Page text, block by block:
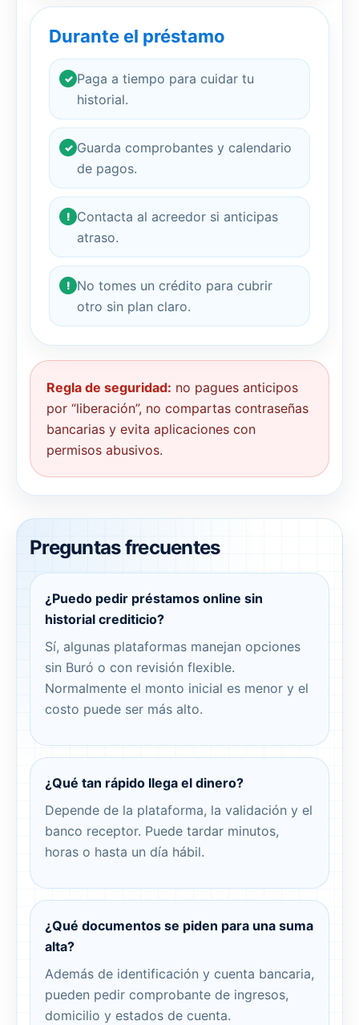
Durante el préstamo
✓ Paga a tiempo para cuidar tu
historial.
✓ Guarda comprobantes y calendario
de pagos.
!
Contacta al acreedor si anticipas
atraso.
!
No tomes un crédito para cubrir
otro sin plan claro.
Regla de seguridad: no pagues anticipos
por “liberación”, no compartas contraseñas
bancarias y evita aplicaciones con
permisos abusivos.
Preguntas frecuentes
¿Puedo pedir préstamos online sin
historial crediticio?
Sí, algunas plataformas manejan opciones
sin Buró o con revisión flexible.
Normalmente el monto inicial es menor y el
costo puede ser más alto.
¿Qué tan rápido llega el dinero?
Depende de la plataforma, la validación y el
banco receptor. Puede tardar minutos,
horas o hasta un día hábil.
¿Qué documentos se piden para una suma
alta?
Además de identificación y cuenta bancaria,
pueden pedir comprobante de ingresos,
domicilio y estados de cuenta.